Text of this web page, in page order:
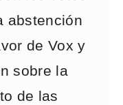
abstención
de Vox y
sobre la
de las